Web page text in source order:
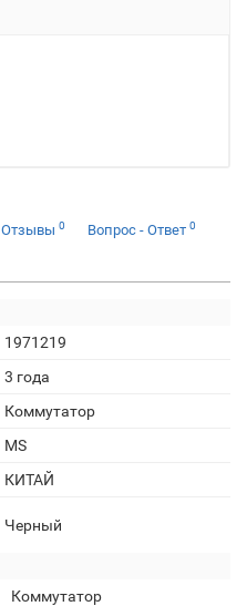
Отзывы 0 Вопрос - Ответ 0
1971219
3 года
Коммутатор
MS
КИТАЙ
Черный
Коммутатор